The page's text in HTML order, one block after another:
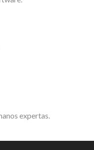
expertas.